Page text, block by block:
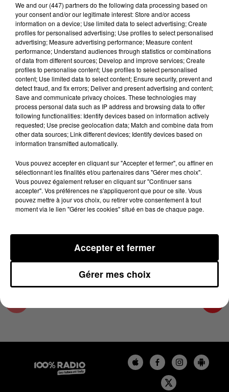
Lecture (1 min 14 sec)
100%
100% Radio l'agenda du Tarn et Garonne
27 mars 2025 - 1 min 14 sec
L'AGENDA DU TARN ET GARONNE DU
27/03/2025 À 13H39
L'agenda du Tarn et Garonne
We and our (447) partnersdo the following data processing based on
your consent and/or our legitimate interest: Store and/or access
information on a device; Use limited data to select advertising; Create
profiles for personalised advertising; Use profiles to select personalised
advertising; Measure advertising performance; Measure content
performance; Understand audiences through statistics or combinations
of data from different sources; Develop and improve services; Create
profiles to personalise content; Use profiles to select personalised
content; Use limited data to select content; Ensure security, prevent and
detect fraud, and fix errors; Deliver and present advertising and content;
Save and communicate privacy choices. These technologies may
process personal data such as IP address and browsing data to offer
following functionalities: Identify devices based on information actively
requested; Use precise geolocation data; Match and combine data from
other data sources; Link different devices; Identify devices based on
information transmitted automatically.
Vous pouvez accepter en cliquant sur "Accepter et fermer", ou affiner en
sélectionnant les finalités et/ou partenaires dans "Gérer mes choix".
Vous pouvez également refuser en cliquant sur "Continuer sans
accepter". Vos préférences ne s'appliqueront que pour ce site. Vous
pouvez mettre à jour vos choix, ou retirer votre consentement à tout
moment via le lien "Gérer les cookies" situé en bas de chaque page.
Gérer mes choix
Accepter et fermer